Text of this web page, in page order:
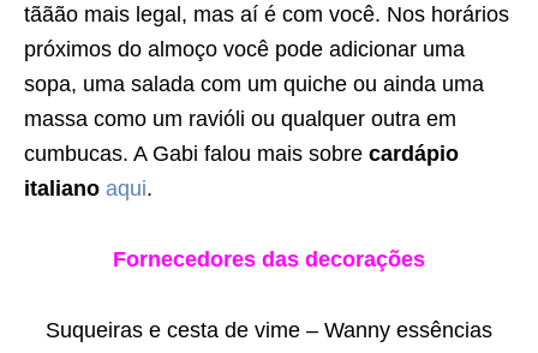
tããão mais legal, mas aí é com você. Nos horários
próximos do almoço você pode adicionar uma
sopa, uma salada com um quiche ou ainda uma
massa como um ravióli ou qualquer outra em
cumbucas. A Gabi falou mais sobre cardápio
italiano aqui.
Fornecedores das decorações
Suqueiras e cesta de vime – Wanny essências